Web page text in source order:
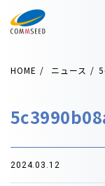
HOME ニュース
2024.03.12